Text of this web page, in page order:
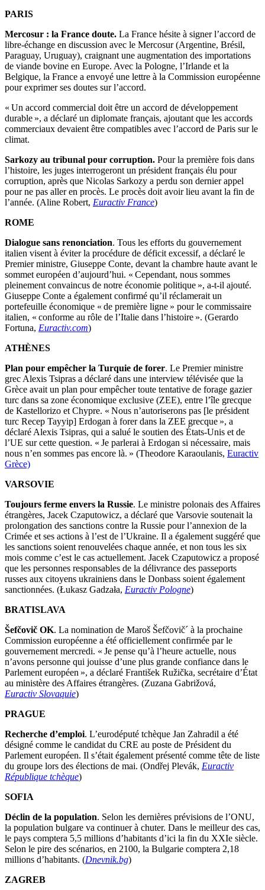
PARIS
Mercosur : la France doute. La France hésite à signer l’accord de
libre-échange en discussion avec le Mercosur (Argentine, Brésil,
Paraguay, Uruguay), craignant une augmentation des importations
de viande bovine en Europe. Avec la Pologne, l’Irlande et la
Belgique, la France a envoyé une lettre à la Commission européenne
pour exprimer ses doutes sur l’accord.
« Un accord commercial doit être un accord de développement
durable », a déclaré un diplomate français, ajoutant que les accords
commerciaux devaient être compatibles avec l’accord de Paris sur le
climat.
Sarkozy au tribunal pour corruption. Pour la première fois dans
l’histoire, les juges interrogeront un président français élu pour
corruption, après que Nicolas Sarkozy a perdu son dernier appel
pour ne pas aller en procès. Le procès doit avoir lieu avant la fin de
l’année. (Aline Robert, Euractiv France)
ROME
Dialogue sans renonciation. Tous les efforts du gouvernement
italien visent à éviter la procédure de déficit excessif, a déclaré le
Premier ministre, Giuseppe Conte, devant la chambre haute avant le
sommet européen d’aujourd’hui. « Cependant, nous sommes
pleinement convaincus de notre économie politique », a-t-il ajouté.
Giuseppe Conte a également confirmé qu’il réclamerait un
portefeuille économique « de première ligne » pour le commissaire
italien, « conforme au rôle de l’Italie dans l’histoire ». (Gerardo
Fortuna, Euractiv.com)
ATHÈNES
Plan pour empêcher la Turquie de forer. Le Premier ministre
grec Alexis Tsipras a déclaré dans une interview télévisée que la
Grèce avait un plan pour empêcher toute tentative de forage gazier
turc dans sa zone économique exclusive (ZEE), entre l’île grecque
de Kastellorizo et Chypre. « Nous n’autoriserons pas [le président
turc Recep Tayyip] Erdogan à forer dans la ZEE grecque », a
déclaré Alexis Tsipras, qui a salué le soutien des États-Unis et de
l’UE sur cette question. « Je parlerai à Erdogan si nécessaire, mais
nous n’en sommes pas encore là. » (Theodore Karaoulanis, Euractiv
Grèce)
VARSOVIE
Toujours ferme envers la Russie. Le ministre polonais des Affaires
étrangères, Jacek Czaputowicz, a déclaré que Varsovie soutenait la
prolongation des sanctions contre la Russie pour l’annexion de la
Crimée et ses actions à l’est de l’Ukraine. Il a également suggéré que
les sanctions soient renouvelées chaque année, et non tous les six
mois comme c’est le cas actuellement. Jacek Czaputowicz a proposé
que les personnes responsables de la délivrance des passeports
russes aux citoyens ukrainiens dans le Donbass soient également
sanctionnées. (Łukasz Gadzała, Euractiv Pologne)
BRATISLAVA
Šefčovič OK. La nomination de Maroš Šefčovič´ à la prochaine
Commission européenne a été officiellement confirmée par le
gouvernement mercredi. « Je pense qu’à l’heure actuelle, nous
n’avons personne qui jouisse d’une plus grande confiance dans le
Parlement européen », a déclaré František Ružička, secrétaire d’État
au ministère des Affaires étrangères. (Zuzana Gabrižová,
Euractiv Slovaquie)
PRAGUE
Recherche d’emploi. L’eurodéputé tchèque Jan Zahradil a été
désigné comme le candidat du CRE au poste de Président du
Parlement européen. Il s’était également présenté comme tête de liste
du groupe lors des élections de mai. (Ondřej Plevák, Euractiv
République tchèque)
SOFIA
Déclin de la population. Selon les dernières prévisions de l’ONU,
la population bulgare va continuer à chuter. Dans le meilleur des cas,
le pays comptera 5,5 millions d’habitants d’ici la fin du XXIe siècle.
Selon le pire des scénarios, en 2100, la Bulgarie comptera 2,18
millions d’habitants. (Dnevnik.bg)
ZAGREB